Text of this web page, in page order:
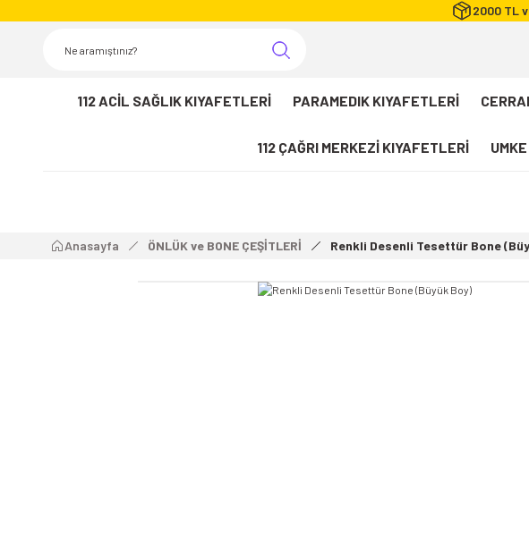
2000 TL
112 ACİL SAĞLIK KIYAFETLERİ PARAMEDIK KIYAFETLERİ
112 ÇAĞRI MERKEZİ KIYAFETLERİ
Anasayfa ÖNLÜK ve BONE ÇEŞİTLERİ Renkli Desenli Tesettür Bone